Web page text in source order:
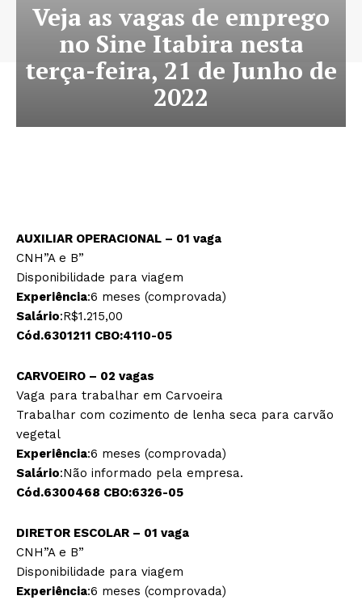
Veja as vagas de emprego
no Sine Itabira nesta
terça-feira, 21 de Junho de
2022
AUXILIAR OPERACIONAL – 01 vaga
CNH”A e B”
Disponibilidade para viagem
Experiência:6 meses (comprovada)
Salário:R$1.215,00
Cód.6301211 CBO:4110-05
CARVOEIRO – 02 vagas
Vaga para trabalhar em Carvoeira
Trabalhar com cozimento de lenha seca para carvão
vegetal
Experiência:6 meses (comprovada)
Salário:Não informado pela empresa.
Cód.6300468 CBO:6326-05
DIRETOR ESCOLAR – 01 vaga
CNH”A e B”
Disponibilidade para viagem
Experiência:6 meses (comprovada)